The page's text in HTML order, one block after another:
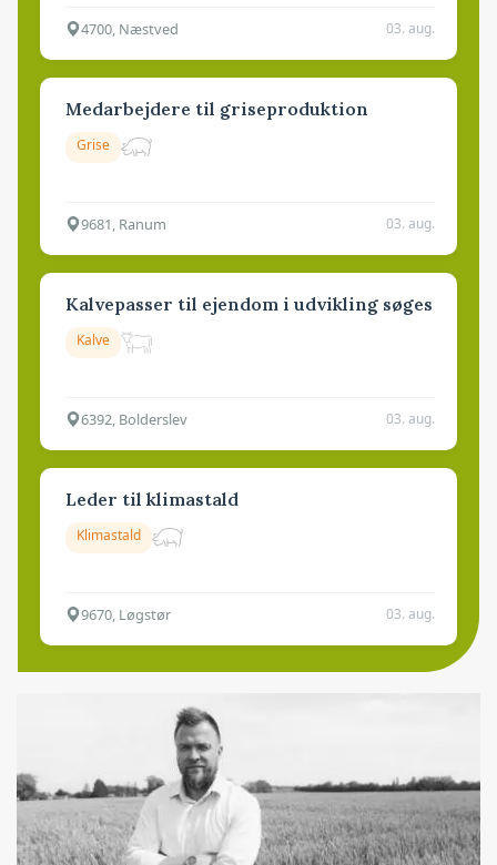
4700, Næstved 03. aug.
Medarbejdere til griseproduktion
Grise
9681, Ranum 03. aug.
Kalvepasser til ejendom i udvikling søges
Kalve
6392, Bolderslev 03. aug.
Leder til klimastald
Klimastald
9670, Løgstør 03. aug.